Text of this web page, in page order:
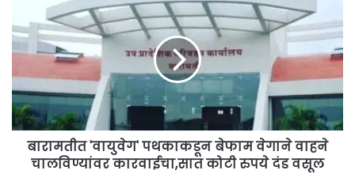
पथकाकडून
बेफाम
वाहने
चालविण्यांवर
कारवाईचा,सात
कोटी
रुपयेबारामतीत 'वायुवेग' पथकाकडून बेफाम वेगाने वाहने
चालविण्यांवर कारवाईचा,सात कोटी रुपये दंड वसूल